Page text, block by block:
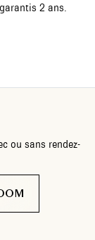
2 ans.
ou sans rendez-